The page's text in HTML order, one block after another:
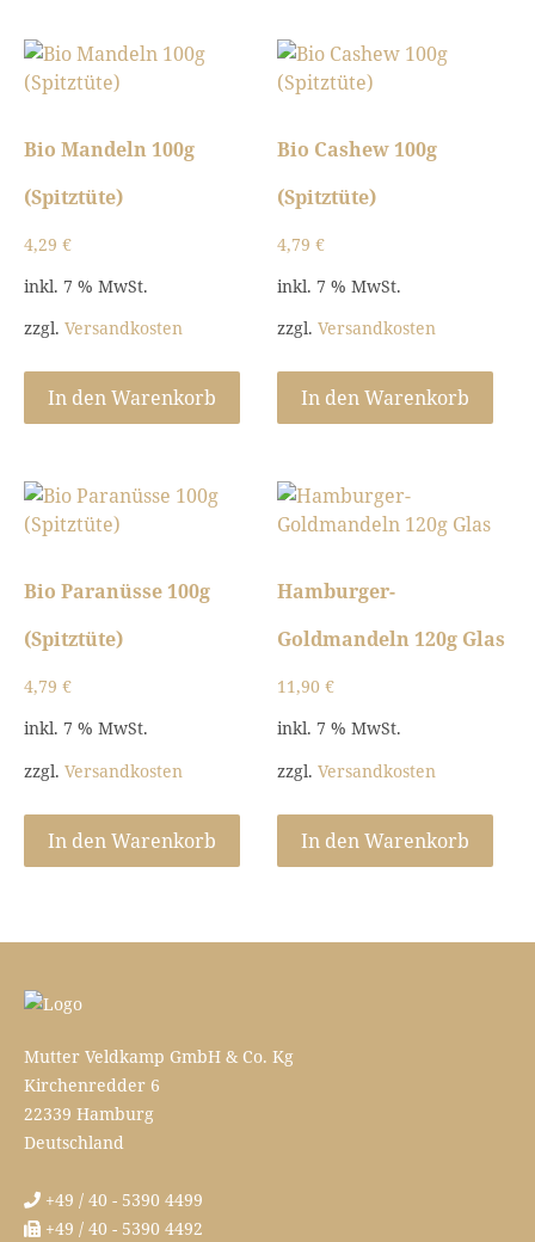
Bio Mandeln 100g
(Spitztüte)
4,29 €
inkl. 7 % MwSt.
zzgl. Versandkosten
In den Warenkorb
Bio Cashew 100g
(Spitztüte)
4,79€
inkl. 7 % MwSt.
zzgl.Versandkosten
In den Warenkorb
Bio Paranüsse 100g
(Spitztüte)
4,79 €
inkl. 7 % MwSt.
zzgl. Versandkosten
In den Warenkorb
Hamburger-
Goldmandeln 120g Glas
11,90€
inkl. 7 % MwSt.
zzgl.Versandkosten
In den Warenkorb
Mutter Veldkamp GmbH & Co. Kg
Kirchenredder 6
22339 Hamburg
Deutschland
+49 / 40 - 5390 4499
+49 / 40 - 5390 4492